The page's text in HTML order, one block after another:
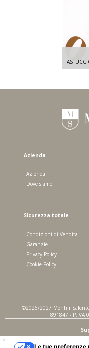
Azienda
Azienda
Dove siamo
Sicurezza totale
Condizioni di Vendita
Garanzie
Privacy Policy
Cookie Policy
©2026/2027 Menhir Salento
891847 - P.IVA